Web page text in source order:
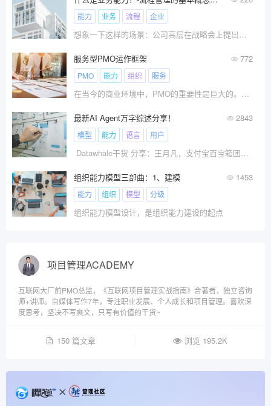
能力 业务 流程 企业
想象一下这样的场景：公司高层在战略会上提出，我们必须提升“客户服务能力”，以应对激烈的市场竞争。
服务型PMO运作框架 772
PMO 能力 组织 服务
在当今的商业环境中，PMO的重要性是巨大的。随着各组织越来越依赖项目来实施战略并推动变革，项目管理办公室成为了高层愿景与经营执行之间的关键纽带。它们可以在战略、战术或运营层面发挥作用，成为客户极为宝贵的合作伙伴，并助力组织取得成功。
最新AI Agent万字综述分享！ 2843
模型 能力 语言 用户
Datawhale干货 分享：王月凡，支付宝百宝箱团队 近??
组织能力模型三部曲：1、建模 1453
能力 组织 模型 分级
组织能力模型设计，是组织能力建设的起点
项目管理ACADEMY
互联网大厂前PMO总监，《互联网项目管理实战指南》合著者，独立咨询
师+讲师。自媒体写作7年，专注职业发展、个人成长和项目管理。喜欢深
度思考，坚决不写爽文，只写有价值的干货~
150 篇文章 浏览 195.2K